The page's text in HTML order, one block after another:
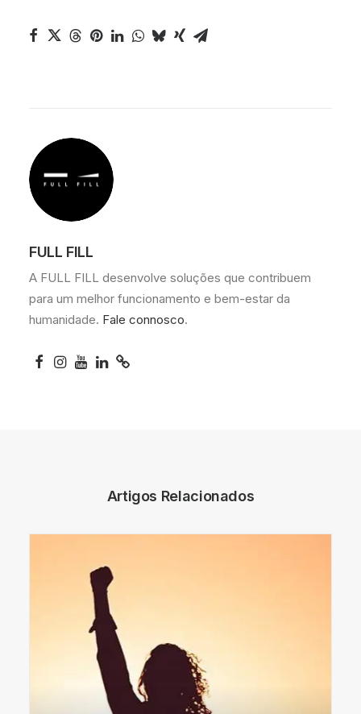
FULL FILL
A FULL FILL desenvolve soluções que contribuem
para um melhor funcionamento e bem-estar da
humanidade. Fale connosco.
Artigos Relacionados